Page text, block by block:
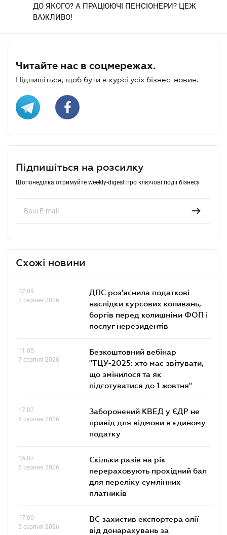
ДО ЯКОГО? А ПРАЦЮЮЧІ ПЕНСІОНЕРИ? ЦЕЖ
ВАЖЛИВО!
Читайте нас в соцмережах.
Підпишіться, щоб бути в курсі усіх бізнес-новин.
Підпишіться на розсилку
Щопонеділка отримуйте weekly-digest про ключові події бізнесу
Схожі новини
12.09
7 серпня 2026
ДПС роз'яснила податкові
наслідки курсових коливань,
боргів перед колишніми ФОП і
послуг нерезидентів
11.05
7 серпня 2026
Безкоштовний вебінар
"ТЦУ-2025: хто має звітувати,
що змінилося та як
підготуватися до 1 жовтня"
17.07
6 серпня 2026
Заборонений КВЕД у ЄДР не
привід для відмови в єдиному
податку
15.07
6 серпня 2026
Скільки разів на рік
перераховують прохідний бал
для переліку сумлінних
платників
17.00
5 серпня 2026
ВС захистив експортера олії
від донарахувань за